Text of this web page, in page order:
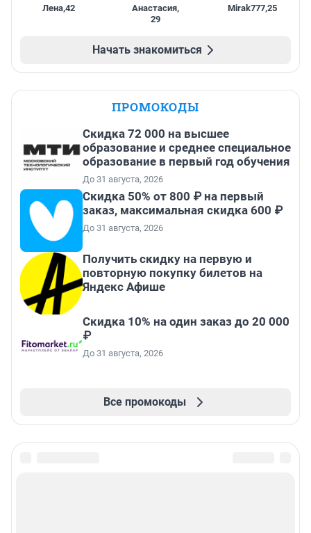
Лена,42 Анастасия,
29
Mirak777,25
Начать знакомиться
ПРОМОКОДЫ
Скидка 72 000 на высшее
образование и среднее специальное
образование в первый год обучения
До 31 августа, 2026
Скидка 50% от 800 ₽ на первый
заказ, максимальная скидка 600 ₽
До 31 августа, 2026
Получить скидку на первую и
повторную покупку билетов на
Яндекс Афише
Скидка 10% на один заказ до 20 000
₽
До 31 августа, 2026
Все промокоды